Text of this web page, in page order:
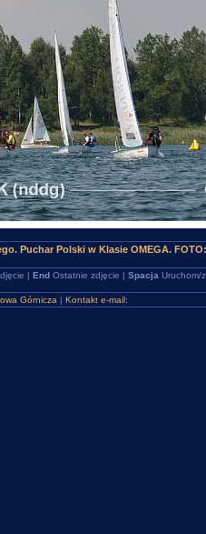
Puchar Polski w Klasie OMEGA.
| EndOstatnie zdjęcie | Spacja Uruchom/
Górnicza | Kontakt e-mail: